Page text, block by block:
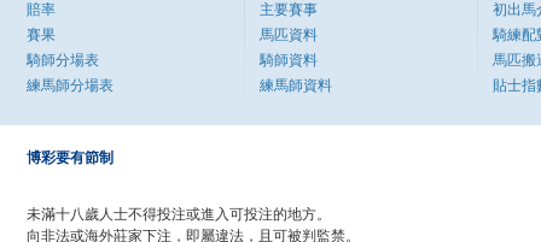
賠率
賽果
騎師分場表
練馬師分場表
主要賽事
馬匹資料
騎師資料
練馬師資料
初出馬
騎練配
馬匹搬
貼士指
博彩要有節制
未滿十八歲人士不得投注或進入可投注的地方。
向非法或海外莊家下注，即屬違法，且可被判監禁。